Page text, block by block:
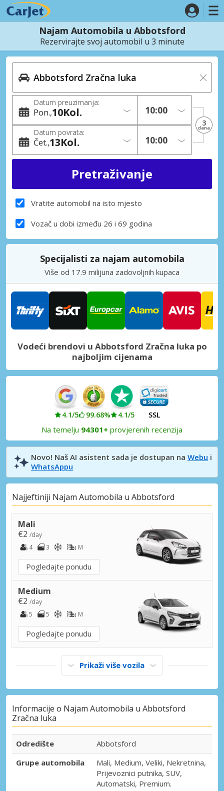
Najam Automobila u Abbotsford
Rezervirajte svoj automobil u 3 minute
Datum preuzimanja:
Pon. 10Kol.
Datum povrata:
Čet. 13Kol.
3
dana
Vratite automobil na isto mjesto
Vozač u dobi između 26 i 69 godina
Specijalisti za najam automobila
Više od 17.9 milijuna zadovoljnih kupaca
Vodeći brendovi u Abbotsford Zračna luka po
najboljim cijenama
4.1/5 99.68% 4.1/5 SSL
Na temelju 94301+ provjerenih recenzija
Novo! Naš AI asistent sada je dostupan na Webu i
WhatsAppu
Najjeftiniji Najam Automobila u Abbotsford
Mali
€2 /day
4
3 M
Pogledajte ponudu
Medium
€2 /day
5
5 M
Pogledajte ponudu
Prikaži više vozila
Informacije o Najam Automobila u Abbotsford
Zračna luka
Odredište
Abbotsford
Grupe automobila
Mali, Medium, Veliki, Nekretnina,
Prijevoznici putnika, SUV,
Automatski, Premium.